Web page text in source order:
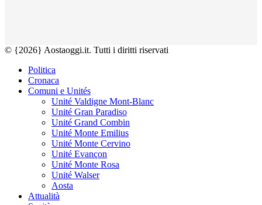
© {2026} Aostaoggi.it. Tutti i diritti riservati
Politica
Cronaca
Comuni e Unités
Unité Valdigne Mont-Blanc
Unité Gran Paradiso
Unité Grand Combin
Unité Monte Emilius
Unité Monte Cervino
Unité Evançon
Unité Monte Rosa
Unité Walser
Aosta
Attualità